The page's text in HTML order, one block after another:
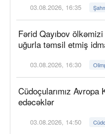
03.08.2026, 16:35
Fərid Qayıbov
uğurla təmsil etmiş
03.08.2026, 16:30
Cüdoçularımız
edəcəklər
03.08.2026, 14:50